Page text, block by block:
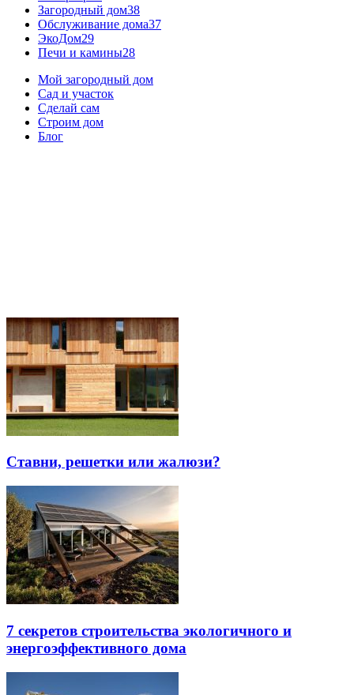
Загородный дом38
Обслуживание дома37
ЭкоДом29
Печи и камины28
Мой загородный дом
Сад и участок
Сделай сам
Строим дом
Блог
Ставни, решетки или жалюзи?
7 секретов строительства экологичного и
энергоэффективного дома